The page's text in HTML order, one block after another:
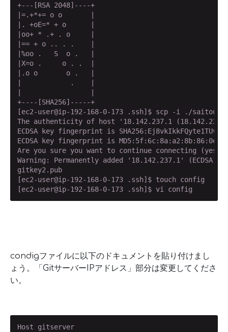
+---[RSA 2048]----+
|=.+*+= o o       |
|. +oE=* + o      |
|oo+ * .+ . o     |
|== + o .. . .    |
|%oo .   S  o .   |
|X=o .     o . .  |
|.o o       o .   |
|            .    |
+----[SHA256]-----+
[ec2-user@ip-192-168-0-173 .ssh]$ scp -i ./saitou-
The authenticity of host '18.142.237.1
ECDSA key fingerprint is
ECDSA key fingerprint is
Are you sure you want to continue connecting (yes/
Warning: Permanently added '18.142.237.1'
gitkey2.pub
[ec2-user@ip-192-168-0-173 .ssh]$ touch config
[ec2-user@ip-192-168-0-173 .ssh]$ vi config
condigファイルに以下のドキュメントを貼り付けまし
ょう。「GitサーバーIPアドレス」部分は変更してくださ
い。
Host gitserver